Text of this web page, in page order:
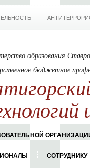
образования
бюджетное
СОТРУДНИКУ